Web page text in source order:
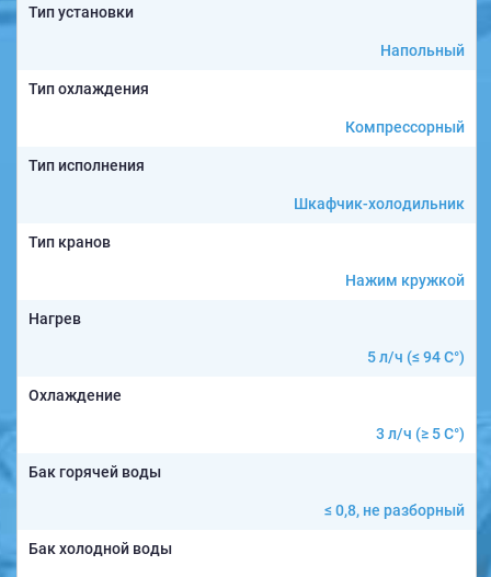
Тип установки
Напольный
Тип охлаждения
Компрессорный
Тип исполнения
Шкафчик-холодильник
Тип кранов
Нажим кружкой
Нагрев
5 л/ч (≤ 94 C°)
Охлаждение
3 л/ч (≥ 5 C°)
Бак горячей воды
≤ 0,8, не разборный
Бак холодной воды